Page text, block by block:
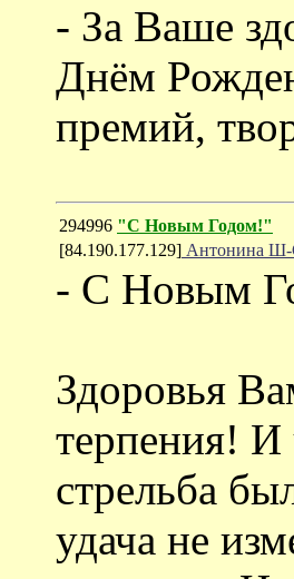
- За Ваше
Днём
премий,
294996 "С Новым Годом!"
[84.190.177.129] Антонина
- С Новым
Здоровья
терпения! И
стрельба
удача не